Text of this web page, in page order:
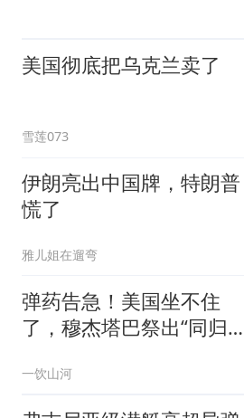
美国彻底把乌克兰卖了
雪莲073
伊朗亮出中国牌，特朗普
慌了
雅儿姐在遛弯
弹药告急！美国坐不住
了，穆杰塔巴祭出“同归于
一饮山河